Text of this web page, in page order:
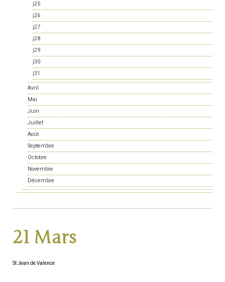
j25
j26
j27
j28
j29
j30
j31
Avril
Mai
Juin
Juillet
Août
Septembre
Octobre
Novembre
Décembre
21 Mars
St Jean de Valence